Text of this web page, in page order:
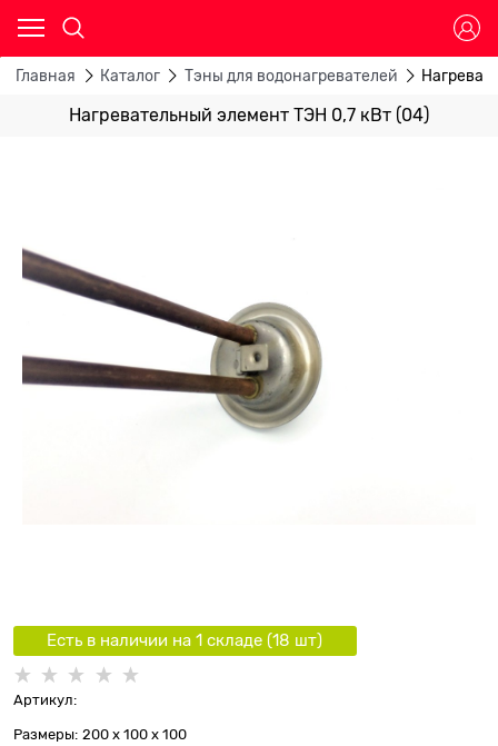
Главная Каталог Тэны для водонагревателей
Нагревательный элемент ТЭН 0,7 кВт (04)
Есть в наличии на 1 складe (18 шт)
Артикул:
Размеры: 200 x 100 x 100